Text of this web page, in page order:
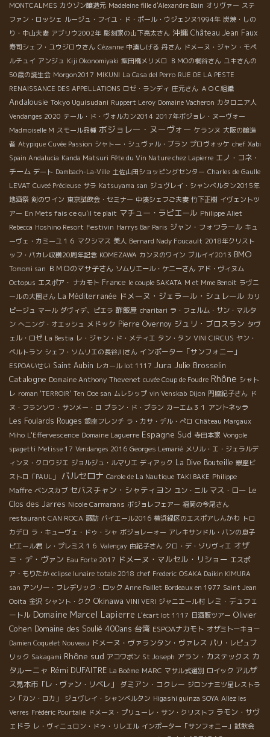
わけじゃない、最後に飲まれる発泡こそがとてつもなく美味しい
ってことに気づく。 このロゼ発泡ワインは、とびきりの食事をし
た最後にもってきたい、そんなワインです。 少し疲れた胃に流し
込んでも心地よいこと間違いなし。 早速イーストラインブースを
取り仕切る大好きな紀子姉さんに説明してもらう。 品種はガメ
イ。 場所はオーヴェルニュ。 そういえば、4月にブルターニュ
で行われたワインの祭典VINI CIRCUSでもみんなの印象に残って
いた。 オーヴェルニュが熱い！そのなかでもモーペルチュイのワ
インは皆を爽やかな気分にしていた。とっても好印象だったの
だ。 そんなこんなでフェスティヴァンは、自然派ワインを愛す
る情熱溢れる人たちの手によって大盛況に終わりました。 とにか
く楽しく幸せな時間があっという間に過ぎてゆき、それぞれのブ
ースでは、それぞれにドラマがあったことでしょう。 改めて自然
派ワインの持つ力と美味しさに感心させられました。 魅了された
人たちによって魅了していく。それが幸せのサイクルとなって皆
を幸せにしていく。 そんなきっかけを沢山つくってくれたフェス
ティヴァンに感謝し、勢いづく自然派ワインの世界を、微力なが
ら、これからますます盛り上げていけたらと思います。 恵比寿ト
ロワザムール http://3amours.com/ 株式会社エスポア
http://espoa.co.jp/ イーストライン http://www.tokoseika-
group.jp/html/page5.html 飯田橋メリメロ
http://www.melimelo-web.com/ 大阪うずら屋 大阪府大阪市都島
区都島中通3-5-24 06-6927-3535 銀座オザミ
http://www.auxamis.com/ 長崎アンペキャブル
http://impeccable.petit.cc/ 東銀座ヴィヴィエンヌ
http://twitter.com/Vivienne_GINZA 目黒 le verre vole a
tokyo http://www.leverrevoletokyo.com/info.html
MONTCALMES カウゾン醸造元 Madeleine fille d'Alexandre Bain オリヴァー ステ
ファン・ロッシェ ルージュ・フイユ・ド・ポール・ウジェンヌ1994年 炭焼・しの
り・中山夫妻 アブリウ2002年 彫刻家の山下亮太さん 沖縄 Château Jean Faux
寿司シェフ・ユウジロウさん Cézanne 中湊しげる 丹さん ドメーヌ・ジャン・モペ
ルチュイ アンジュ Kiji Okonomiyaki 飯田橋メリメロ ＢＭОの桐谷さん ユキさんの
50歳の誕生会 Morgon2017 MIKUNI La Casa del Perro RUE DE LA PESTE
RENAISSANCE DES APPELLATIONS ロゼ・ランディ 庄元さん ＡＯＣ組織
Andalousie Tokyo Uguisudani Ruppert Leroy Domaine Vacheron カタロニア人
Vendanges 2020 テール・ド・ヴォルカン2014 2017年ボジョレ・ヌーヴォー
Madmoiselle M スモール品種 ボジョレー・ヌーヴォー ケランヌ 大阪の醸造
者 Atypique Cuvée Passion シャトー・シュヴァル・ブラン プロヴォッケ chef Xabi
Spain Andalucia Kanda Matsuri Fête du Vin Nature chez Lapierre エノ・コネ・
チーム デート Dambach-La-Ville 土佐山田ショッピングセンター Charles de Gaulle
LEVAT Cuveé Précieuse サラ Katsuyama san ジュヴレイ・シャンベルタン2015年
地酒祭 剣のワイン 東京試飲会・セミナー 中湊シェフご夫妻 竹下正樹 イヴェントツ
アー En Mets fais ce qu'il te plait マチュー・ラピエール Philippe Aliet
Rebecca Hoshino Resort Festivin Harrys Bar Paris ジャン・フォワラール キュ
ーヴェ・カミーユ１６ マクシマス 美人 Bernard Nady Foucault 2018年クリスト
ッフ・パカレ収穫20周年記念 KOMEZAWA カンヌのワイン ブルイイ2013 BMO
Tomomi san ＢＭＯのマサ子さん ソムリエール・ケニーさん アド・ヴィヌム
Octopus エスポア・ ナカモト France le couple SAKATA M et Mme Benoit ラヴニ
ールの大園さん La Méditerranée ドメーヌ・ジェラール・シュレール カリ
ピージュ マール ダヴィデ、ピエラ 酢飯屋 charibari ラ・フェルム・サン・マルタ
ン へニング・オエッシュ メドック Pierre Overnoy ジュリ・ブロスラン タヴ
ェル・ロゼ La Bestia レ・ジャン・ド・メティエ タン・タン VINI CIRCUS ヤン・
ベルトラン シェフ・ソムリエの長谷川さん インポーター「サンフォニー」
ESPOAいせい Saint Aubin レカール lot 1117 Jura Julie Brosselin
Catalogne Domaine Anthony Thevenet cuvée Coup de Foudre Rhône シャト
レ roman 'TERROIR' Ten Ooe san ムレシップ vin Venskab Dijon 門脇紀子さん ド
ヌ・フランソワ・サンメー・ロ ブラン・ド・ブラン カーエム３１ アントネッラ
Les Foulards Rouges 銀座フレンチ ラ・カサ・デル・ぺロ Château Margaux
Miho L'Effervescence Domaine Laguerre Espagne Sud 寺田本家 Vongole
spagetti Metisse 17 Vendanges 2016 Georges Lemarié メリル・エ・ジェラルデ
ィンヌ・クロワジエ ジョルジュ・ルマリエ ディアック La Dive Bouteille 銀座ビ
ストロ「PAUL」
バルセロナ Carole de La Nautique TAKI BAKE Philippe
Maffre ベンスカブ セバスチャン・シャティヨン ユン・ニル マス・ロー Le
Clos des Jarres Nicole Carmarans ボジョレフェアー 福岡の今尾さん
restaurant CAN ROCA 諏訪 バイエール2016 横浜緑区のエスポアしんかわ トロ
カデロ ラ・キューヴェ・ドゥ・シャ ボジョレーォー アレキサンドル・バンの息子
ピエール君 レ・プレミス１６ Valençay 由紀子さん クロ・デ・ゾリヴィエ オザ
ミ・デ・ヴァン Eau Forte 2017 ドメーヌ・マルセル・リショー エスポ
ア・もりたか eclipse lunaire totale 2018 chef Frederic OSAKA Daikin KIMURA
san アンリー・フレデリック・ロック Anne Paillet Bordeaux en 1977 Saint Jean
Ooita 金沢 シャント・クク Okinawa VINI VERI ジャニエール村 レミ・デュフェ
ートル Domaine Marcel Lapierre L'écart lot 1117 日酒販ツアー Olivier
Cohen Domaine des Soulié 400ans 台湾 ESPOAナカモト オザミトーキョー
Damien Coquelet Nouveau ドメーヌ・ヴァランタン・ヴァレス パリ・レピュブ
リック Sakagami Rhône sud アコワボン St Joseph アラン・カステックス カ
タルーニャ Rémi DUFAITRE La Boème MARC マサル式選別 ロイック アルザ
ス見本市「レ・ヴァン・リベレ」
ダミアン・コクレー ジロンナ三ツ星レストラ
ン「カン・ロカ」
ジュヴレイ・シャンベルタン Higashi guinza SOYA Allez les
Verres Frédéric Pourtalié ドメーヌ・プリューレ・サン・クリストフ ラモン・サヴ
ェドラ レ・ヴィニュロン・ドゥ・リレエル インポーター「サンフォニー」試飲会